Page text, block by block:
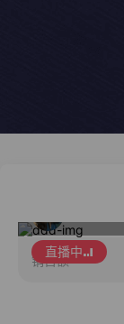
直播中
销售额